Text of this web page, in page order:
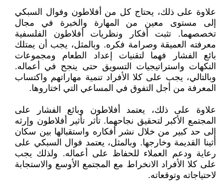
علاوة على ذلك، يحتاج كل من أفلاطون وفوال السبكي
إلى مستوى معين من المهارة والخبرة في مجال
تخصصهما. تثبت أفكار ونظريات أفلاطون الفلسفية
معرفته العميقة وصرامة فكره. وبالمثل، يجب أن يمتلك
بائع الفشار فهما لتقنيات إعداد الطعام ومجموعات
النكهات واستراتيجيات التسويق حتى ينجح في أعماله.
وبالتالي، يجب على كلا الأفراد تنمية مهاراتهم واكتساب
المعرفة من أجل التفوق في المساعي التي اختاروها.
علاوة على ذلك، يعتمد أفلاطون وبائع الفشار على
المجتمع الأكبر لتحقيق نجاحهما. تأثر تأثير أفلاطون وإرثه
إلى حد كبير من خلال نشر أفكاره واستقبالها بين سكان
أثينا القديمة وخارجها. وبالمثل، يعتمد فوال السبكي على
رعاية ودعم العملاء للحفاظ على أعماله. ولذلك يجب
على كلا الأفراد الانخراط مع المجتمع الأوسع والاستجابة
لاحتياجاته وتوقعاته.